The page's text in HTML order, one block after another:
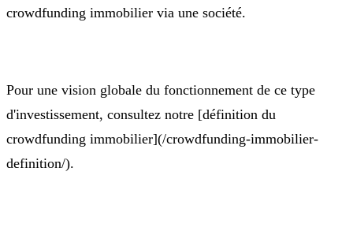
crowdfunding immobilier via une société.
Pour une vision globale du fonctionnement de ce type
d'investissement, consultez notre [définition du
crowdfunding immobilier](/crowdfunding-immobilier-
definition/).